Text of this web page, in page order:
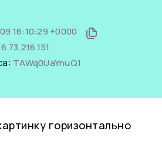
16:10:29 +0000
TAWq0UaYnuQ1
горизонтально